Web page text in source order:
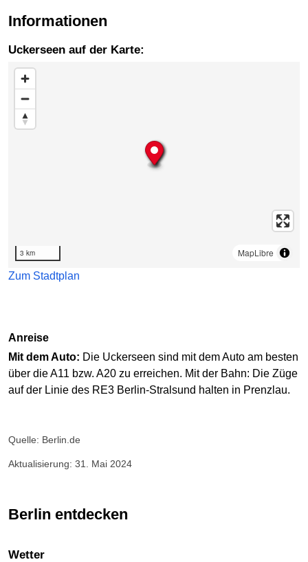
Informationen
Uckerseen auf der Karte:
Karte überspringen
3 km
MapLibre
Zum Stadtplan
Anreise
Mit dem Auto: Die Uckerseen sind mit dem Auto am besten
über die A11 bzw. A20 zu erreichen. Mit der Bahn: Die Züge
auf der Linie des RE3 Berlin-Stralsund halten in Prenzlau.
Quelle: Berlin.de
Aktualisierung: 31. Mai 2024
Berlin entdecken
Wetter